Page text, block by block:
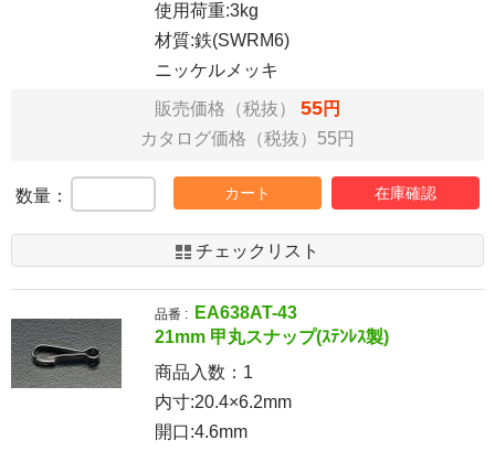
使用荷重:3kg
材質:鉄(SWRM6)
ニッケルメッキ
販売価格（税抜） 55円
カタログ価格（税抜）55円
数量： カート 在庫確認
チェックリスト
品番 :
EA638AT-43
21mm 甲丸スナップ(ｽﾃﾝﾚｽ製)
商品入数： 1
内寸:20.4×6.2mm
開口:4.6mm